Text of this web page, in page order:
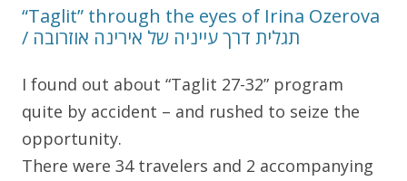
“Taglit” through the eyes of Irina Ozerova
/ תגלית דרך עייניה של אירינה אוזרובה
I found out about “Taglit 27-32” program
quite by accident – and rushed to seize the
opportunity.
There were 34 travelers and 2 accompanying